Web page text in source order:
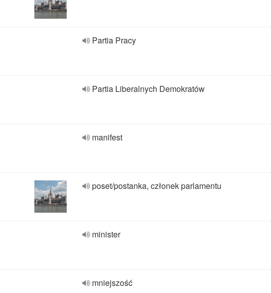
Partia Pracy
Partia Liberalnych Demokratów
manifest
poset/postanka, członek parlamentu
minister
mniejszość